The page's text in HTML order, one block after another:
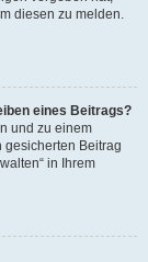
diesen zu melden.
eines Beitrags?
und zu einem
Beitrag
in Ihrem